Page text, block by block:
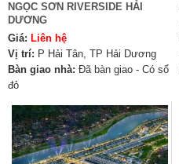
NGỌC SƠN RIVERSIDE HẢI
DƯƠNG
Giá: Liên hệ
Vị trí: P Hải Tân, TP Hải Dương
Bàn giao nhà: Đã bàn giao - Có sổ
đỏ